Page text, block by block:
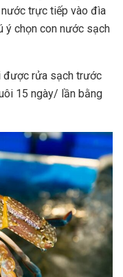
trực tiếp vào đìa
ý chọn con nước sạch
được rửa sạch trước
15 ngày/ lần bằng